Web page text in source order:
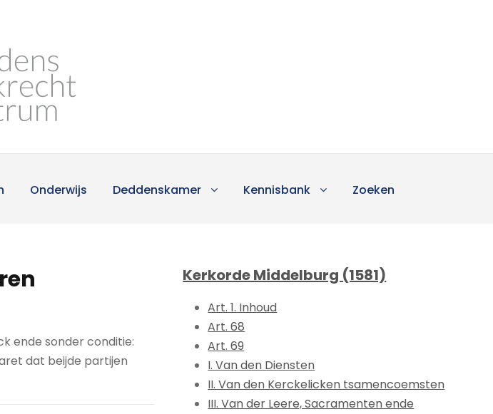
Onderwijs Deddenskamer Kennisbank Zoeken
ende sonder conditie:
dat beijde partijen
Kerkorde Middelburg (1581)
Art. 1. Inhoud
Art. 68
Art. 69
I. Van den Diensten
II. Van den Kerckelicken tsamencoemsten
III. Van der Leere, Sacramenten ende